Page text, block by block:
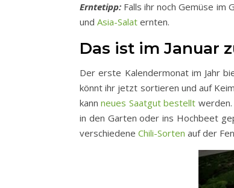
Erntetipp: Falls ihr noch Gemüse im
und Asia-Salat ernten.
Das ist im Januar
Der erste Kalendermonat im Jahr
könnt ihr jetzt sortieren und auf
kannneues Saatgut bestellt
in den Garten oder ins Hochbeet
verschiedene Chili-Sorten auf der